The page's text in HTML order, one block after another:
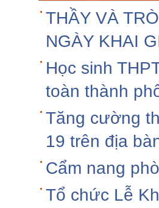
THẦY VÀ
NGÀY KHAI
Học sinh
toàn thành
Tăng cường
19 trên địa
Cẩm nang
Tổ chức Lễ